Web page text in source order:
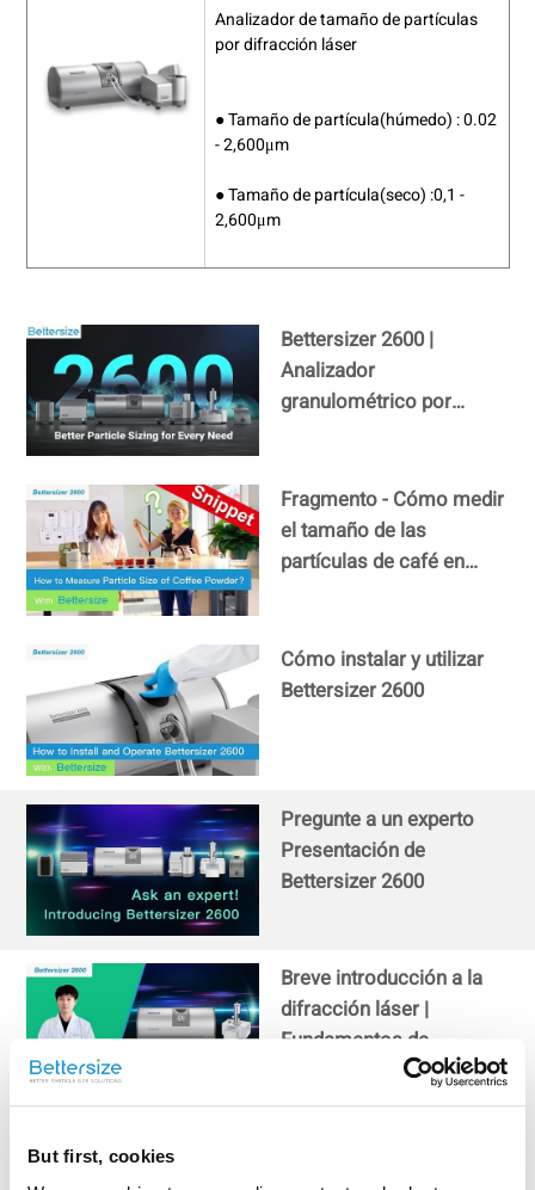
But first, cookies
Analizador de tamaño de partículas
por difracción láser
● Tamaño de partícula(húmedo) : 0.02
- 2,600μm
● Tamaño de partícula(seco) :0,1 -
2,600μm
Bettersizer 2600 |
Analizador
granulométrico por
Fragmento - Cómo medir
el tamaño de las
partículas de café en
Cómo instalar y utilizar
Bettersizer 2600
Pregunte a un experto
Presentación de
Bettersizer 2600
Breve introducción a la
difracción láser |
Fundamentos de
Bettersizer 2600